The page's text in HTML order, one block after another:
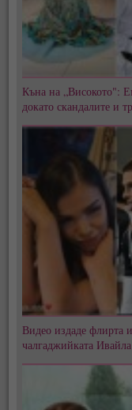
Къна на „Високото":
докато скандалите и
Видео издаде
чалгаджийката Ивайла